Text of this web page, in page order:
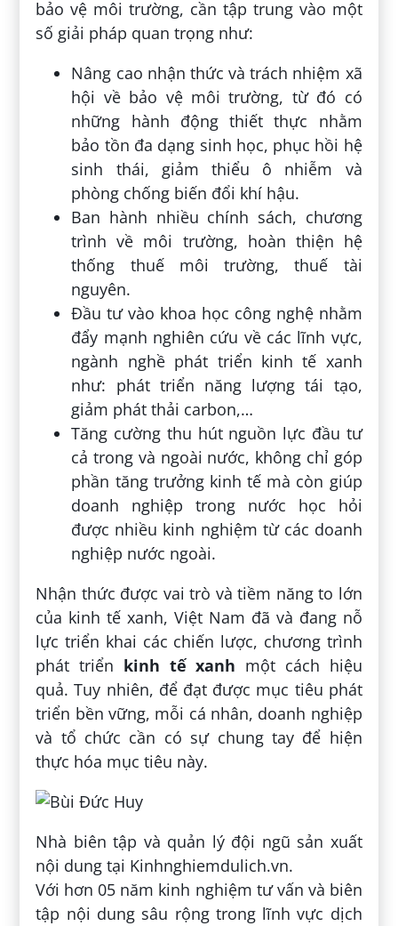
bảo vệ môi trường, cần tập trung vào một
số giải pháp quan trọng như:
Nâng cao nhận thức và trách nhiệm xã
hội về bảo vệ môi trường, từ đó có
những hành động thiết thực nhằm
bảo tồn đa dạng sinh học, phục hồi hệ
sinh thái, giảm thiểu ô nhiễm và
phòng chống biến đổi khí hậu.
Ban hành nhiều chính sách, chương
trình về môi trường, hoàn thiện hệ
thống thuế môi trường, thuế tài
nguyên.
Đầu tư vào khoa học công nghệ nhằm
đẩy mạnh nghiên cứu về các lĩnh vực,
ngành nghề phát triển kinh tế xanh
như: phát triển năng lượng tái tạo,
giảm phát thải carbon,…
Tăng cường thu hút nguồn lực đầu tư
cả trong và ngoài nước, không chỉ góp
phần tăng trưởng kinh tế mà còn giúp
doanh nghiệp trong nước học hỏi
được nhiều kinh nghiệm từ các doanh
nghiệp nước ngoài.
Nhận thức được vai trò và tiềm năng to lớn
của kinh tế xanh, Việt Nam đã và đang nỗ
lực triển khai các chiến lược, chương trình
phát triển kinh tế xanh một cách hiệu
quả. Tuy nhiên, để đạt được mục tiêu phát
triển bền vững, mỗi cá nhân, doanh nghiệp
và tổ chức cần có sự chung tay để hiện
thực hóa mục tiêu này.
Nhà biên tập và quản lý đội ngũ sản xuất
nội dung tại Kinhnghiemdulich.vn.
Với hơn 05 năm kinh nghiệm tư vấn và biên
tập nội dung sâu rộng trong lĩnh vực dịch